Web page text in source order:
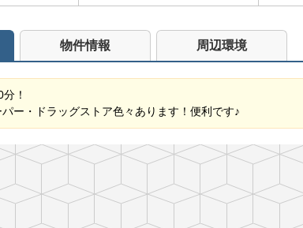
物件情報 周辺環境
！
ー・ドラッグストア色々あります！便利です♪